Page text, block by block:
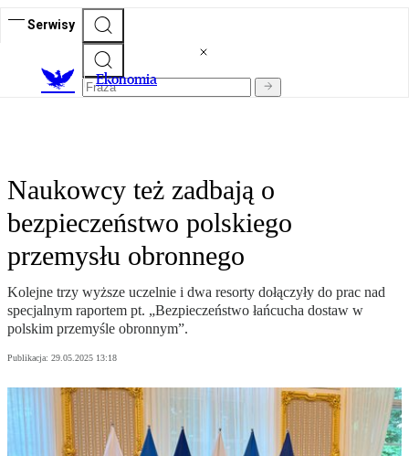
Serwisy
Ekonomia
Naukowcy też zadbają o
bezpieczeństwo polskiego
przemysłu obronnego
Kolejne trzy wyższe uczelnie i dwa resorty dołączyły do prac nad
specjalnym raportem pt. „Bezpieczeństwo łańcucha dostaw w
polskim przemyśle obronnym”.
Publikacja: 29.05.2025 13:18